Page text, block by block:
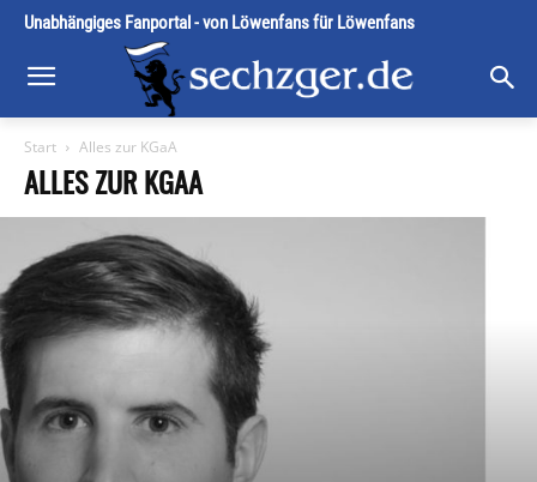
Unabhängiges Fanportal - von Löwenfans für Löwenfans
Start Alles zur KGaA
ALLES ZUR KGAA